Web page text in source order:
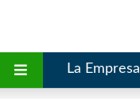
La Empresa